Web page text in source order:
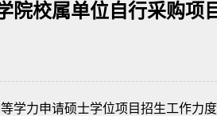
院校属单位自行采购项
学力申请硕士学位项目招生工作力